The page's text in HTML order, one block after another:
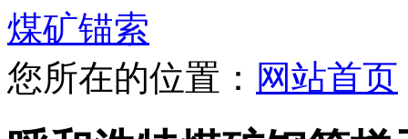
煤矿锚索
您所在的位置： 网站首页